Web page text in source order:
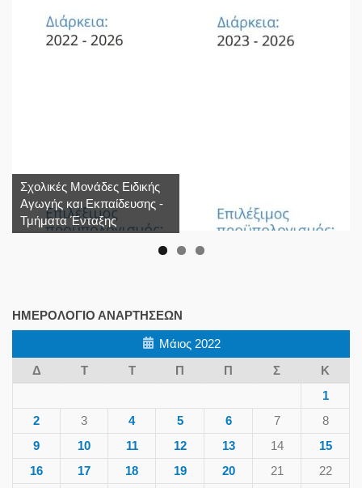
Σχολικές Μονάδες Ειδικής
Αγωγής και Εκπαίδευσης -
Τμήματα Ένταξης
ΗΜΕΡΟΛΌΓΙΟ ΑΝΑΡΤΉΣΕΩΝ
Μάιος 2022
Δ
Τ Τ Π Π Σ
Κ
1
2
3 4 5 6 7
8
9
10 11 12 13 14
15
16
17 18 19 20 21
22